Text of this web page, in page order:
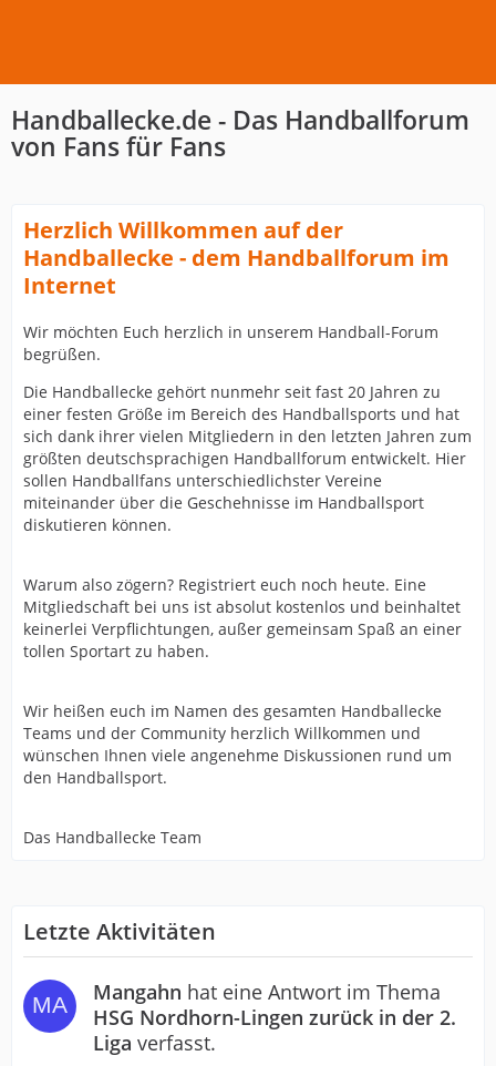
Handballecke.de - Das Handballforum
von Fans für Fans
Herzlich Willkommen auf der
Handballecke - dem Handballforum im
Internet
Wir möchten Euch herzlich in unserem Handball-Forum
begrüßen.
Die Handballecke gehört nunmehr seit fast 20 Jahren zu
einer festen Größe im Bereich des Handballsports und hat
sich dank ihrer vielen Mitgliedern in den letzten Jahren zum
größten deutschsprachigen Handballforum entwickelt. Hier
sollen Handballfans unterschiedlichster Vereine
miteinander über die Geschehnisse im Handballsport
diskutieren können.
Warum also zögern? Registriert euch noch heute. Eine
Mitgliedschaft bei uns ist absolut kostenlos und beinhaltet
keinerlei Verpflichtungen, außer gemeinsam Spaß an einer
tollen Sportart zu haben.
Wir heißen euch im Namen des gesamten Handballecke
Teams und der Community herzlich Willkommen und
wünschen Ihnen viele angenehme Diskussionen rund um
den Handballsport.
Das Handballecke Team
Letzte Aktivitäten
Mangahn hat eine Antwort im Thema
HSG Nordhorn-Lingen zurück in der 2.
Liga verfasst.